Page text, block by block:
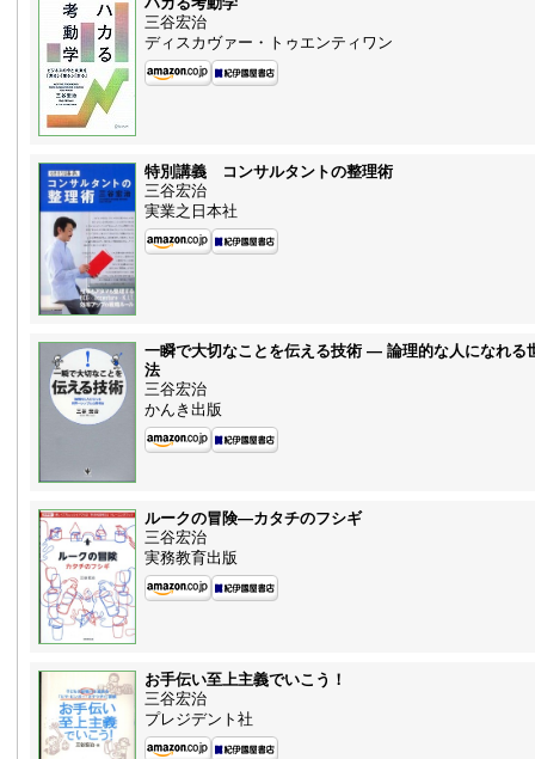
ハカる考動学
三谷宏治
ディスカヴァー・トゥエンティワン
特別講義 コンサルタントの整理術
三谷宏治
実業之日本社
一瞬で大切なことを伝える技術 — 論理的な人になれる
法
三谷宏治
かんき出版
ルークの冒険—カタチのフシギ
三谷宏治
実務教育出版
お手伝い至上主義でいこう！
三谷宏治
プレジデント社